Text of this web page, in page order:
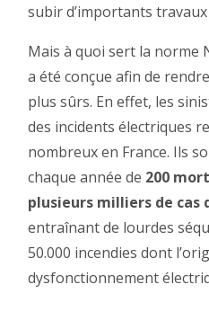
subir d’importants
Mais à quoi sert la norme
a été conçue afin de
plus sûrs. En effet, les
des incidents électriques
nombreux en France. Ils
chaque année de 200
plusieurs milliers de cas
entraînant de lourdes
50.000 incendies dont
dysfonctionnement